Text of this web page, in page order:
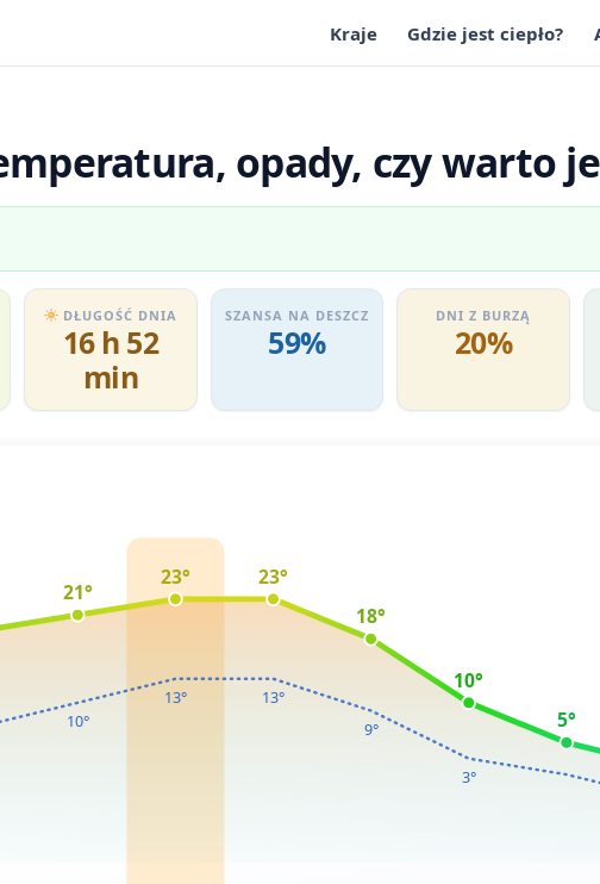
Kraje Gdzie jest ciepło?
opady, czy warto
DŁUGOŚĆ DNIA
16 h 52
min
SZANSA NA DESZCZ
59%
DNI Z BURZĄ
20%